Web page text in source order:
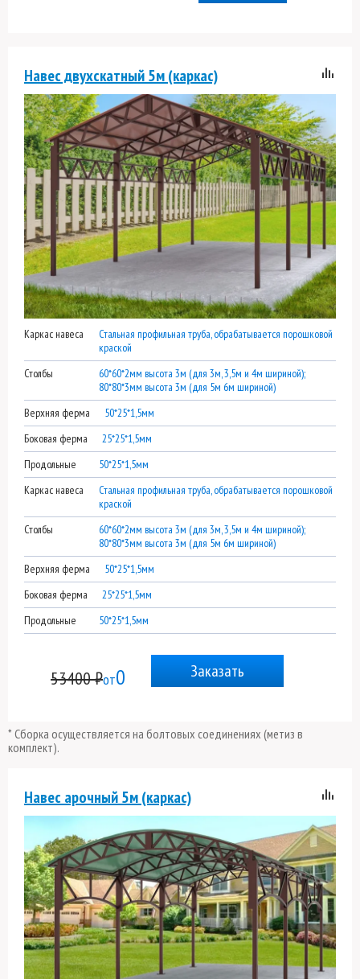
Навес двухскатный 5м (каркас)
Каркас навеса
Стальная профильная труба, обрабатывается порошковой
краской
Столбы
60*60*2мм высота 3м (для 3м, 3,5м и 4м шириной);
80*80*3мм высота 3м (для 5м 6м шириной)
Верхняя ферма
50*25*1,5мм
Боковая ферма
25*25*1,5мм
Продольные
50*25*1,5мм
Каркас навеса
Стальная профильная труба, обрабатывается порошковой
краской
Столбы
60*60*2мм высота 3м (для 3м, 3,5м и 4м шириной);
80*80*3мм высота 3м (для 5м 6м шириной)
Верхняя ферма
50*25*1,5мм
Боковая ферма
25*25*1,5мм
Продольные
50*25*1,5мм
53400 ₽от0 Заказать
* Сборка осуществляется на болтовых соединениях (метиз в
комплект).
Навес арочный 5м (каркас)